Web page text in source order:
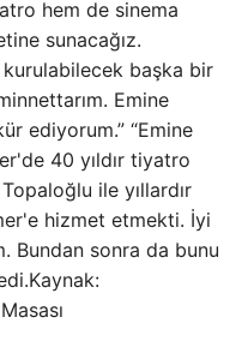
hem de sinema
sunacağız.
başka bir
Emine
ediyorum.” “Emine
40 yıldır tiyatro
ile yıllardır
hizmet etmekti. İyi
Bundan sonra da bunu